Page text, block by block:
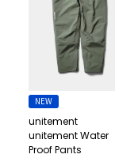
NEW
unitement
unitement Water
Proof Pants